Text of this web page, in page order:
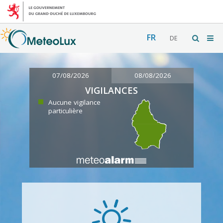
FR DE
07/08/2026 08/08/2026
VIGILANCES
Aucune vigilance
particulière